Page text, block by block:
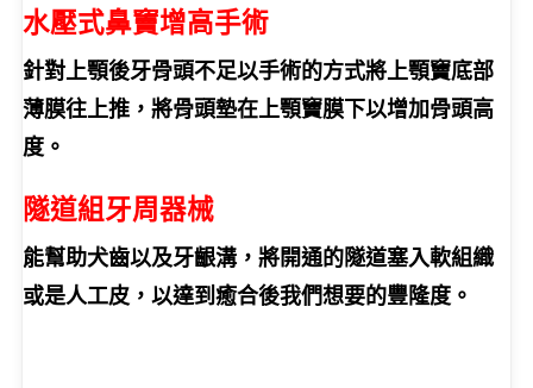
水壓式鼻竇增高手術
針對上顎後牙骨頭不足以手術的方式將上顎竇底部
薄膜往上推，將骨頭墊在上顎竇膜下以增加骨頭高
度。
隧道組牙周器械
能幫助犬齒以及牙齦溝，將開通的隧道塞入軟組織
或是人工皮，以達到癒合後我們想要的豐隆度。